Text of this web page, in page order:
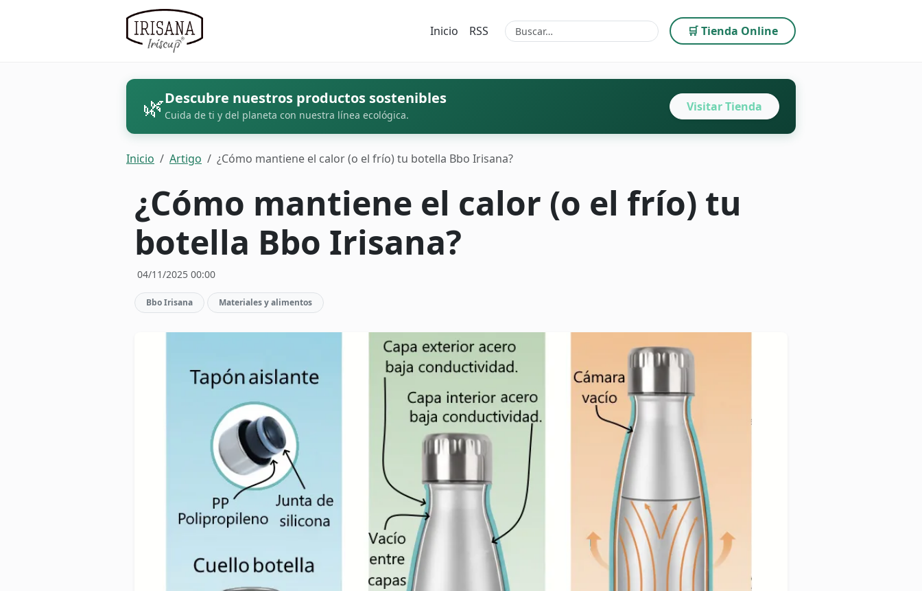
Inicio RSS 🛒 Tienda Online
🌿Descubre nuestros productos sostenibles
Cuida de ti y del planeta con nuestra línea ecológica.
Visitar Tienda
Inicio Artigo ¿Cómo mantiene el calor (o el frío) tu botella Bbo Irisana?
¿Cómo mantiene el calor (o el frío) tu
botella Bbo Irisana?
04/11/2025 00:00
Bbo Irisana Materiales y alimentos